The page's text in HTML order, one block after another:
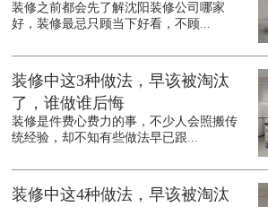
装修之前都会先了解沈阳装修公司哪家
好，装修最忌只顾当下好看，不顾...
装修中这3种做法，早该被淘汰
了，谁做谁后悔
装修是件费心费力的事，不少人会照搬传
统经验，却不知有些做法早已跟...
装修中这4种做法，早该被淘汰